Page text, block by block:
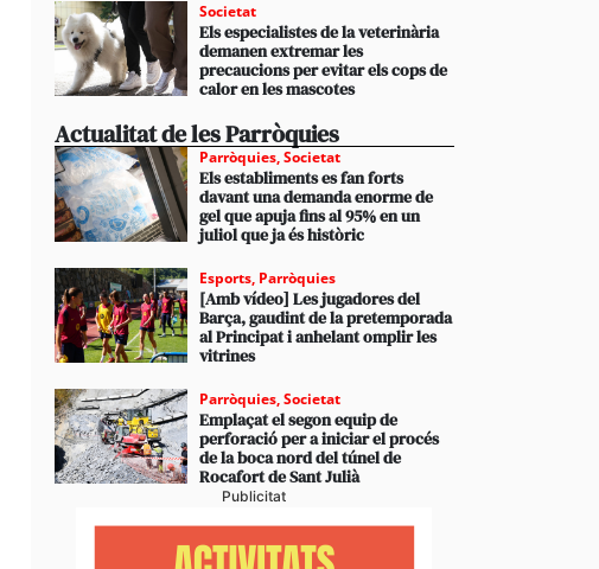
Societat
Els especialistes de la veterinària
demanen extremar les
precaucions per evitar els cops de
calor en les mascotes
Actualitat de les Parròquies
Parròquies,Societat
Els establiments es fan forts
davant una demanda enorme de
gel que apuja fins al 95% en un
juliol que ja és històric
Esports, Parròquies
[Amb vídeo] Les jugadores del
Barça, gaudint de la pretemporada
al Principat i anhelant omplir les
vitrines
Parròquies,Societat
Emplaçat el segon equip de
perforació per a iniciar el procés
de la boca nord del túnel de
Rocafort de Sant Julià
Publicitat